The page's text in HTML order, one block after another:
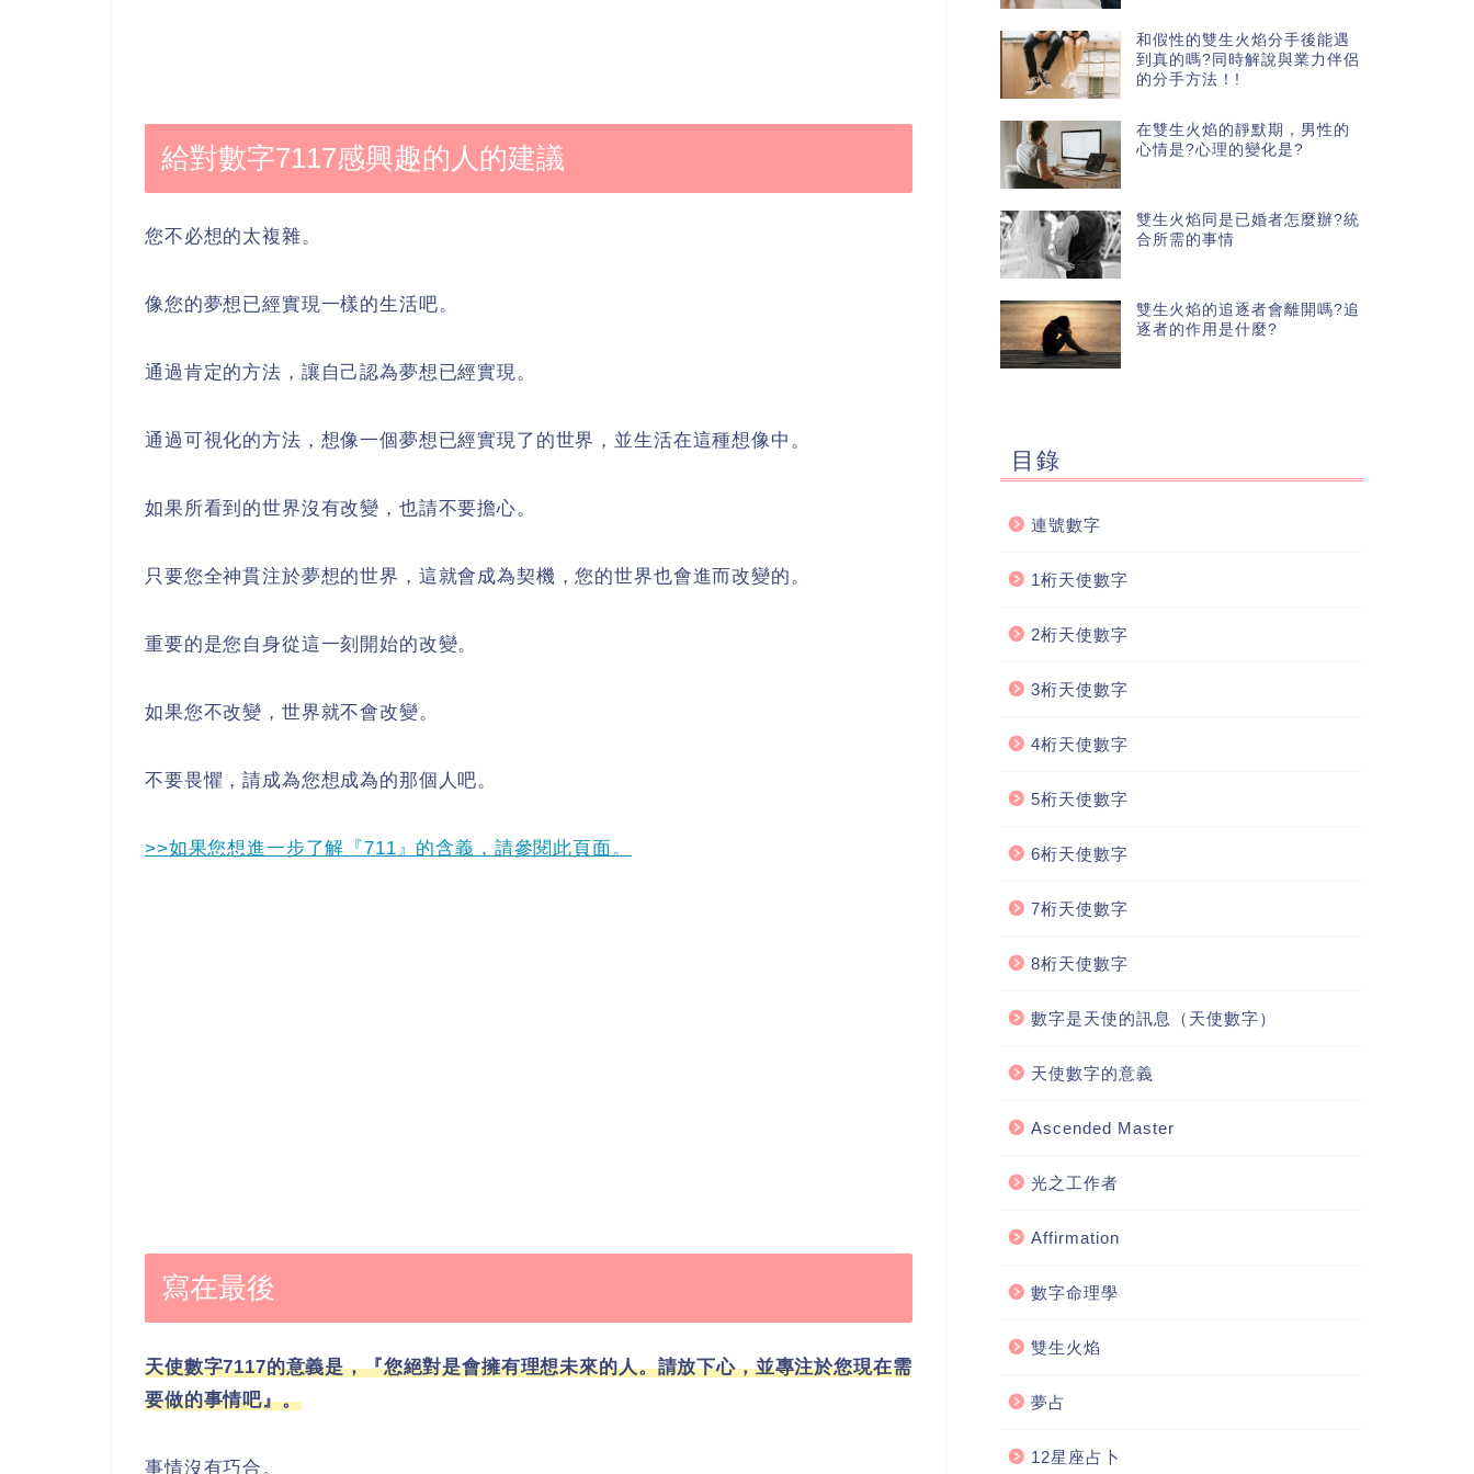
給對數字7117感興趣的人的建議
您不必想的太複雜。
像您的夢想已經實現一樣的生活吧。
通過肯定的方法，讓自己認為夢想已經實現。
通過可視化的方法，想像一個夢想已經實現了的世界，並生活在這種想像中。
如果所看到的世界沒有改變，也請不要擔心。
只要您全神貫注於夢想的世界，這就會成為契機，您的世界也會進而改變的。
重要的是您自身從這一刻開始的改變。
如果您不改變，世界就不會改變。
不要畏懼，請成為您想成為的那個人吧。
>>如果您想進一步了解『711』的含義，請參閱此頁面。
寫在最後
天使數字7117的意義是，『您絕對是會擁有理想未來的人。請放下心，並專注於您現在需
要做的事情吧』。
事情沒有巧合。
和假性的雙生火焰分手後能遇
到真的嗎?同時解說與業力伴侶
的分手方法！!
在雙生火焰的靜默期，男性的
心情是?心理的變化是?
雙生火焰同是已婚者怎麼辦?統
合所需的事情
雙生火焰的追逐者會離開嗎?追
逐者的作用是什麼?
目錄
連號數字
1桁天使數字
2桁天使數字
3桁天使數字
4桁天使數字
5桁天使數字
6桁天使數字
7桁天使數字
8桁天使數字
數字是天使的訊息（天使數字）
天使數字的意義
Ascended Master
光之工作者
Affirmation
數字命理學
雙生火焰
夢占
12星座占卜